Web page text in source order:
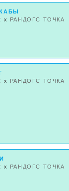
x РАНДОГС ТОЧКА
x РАНДОГС ТОЧКА
x РАНДОГС ТОЧКА